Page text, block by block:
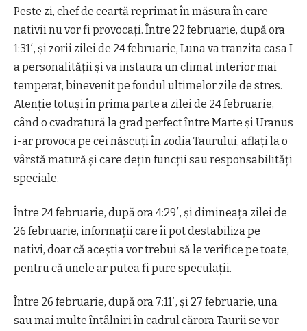
Peste zi, chef de ceartă reprimat în măsura în care
nativii nu vor fi provocați. Între 22 februarie, după ora
1:31′, și zorii zilei de 24 februarie, Luna va tranzita casa I
a personalității și va instaura un climat interior mai
temperat, binevenit pe fondul ultimelor zile de stres.
Atenție totuși în prima parte a zilei de 24 februarie,
când o cvadratură la grad perfect între Marte și Uranus
i-ar provoca pe cei născuți în zodia Taurului, aflați la o
vârstă matură și care dețin funcții sau responsabilități
speciale.
Între 24 februarie, după ora 4:29′, și dimineața zilei de
26 februarie, informații care îi pot destabiliza pe
nativi, doar că aceștia vor trebui să le verifice pe toate,
pentru că unele ar putea fi pure speculații.
Între 26 februarie, după ora 7:11′, și 27 februarie, una
sau mai multe întâlniri în cadrul cărora Taurii se vor